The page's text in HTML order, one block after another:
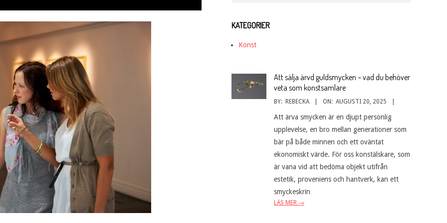
KATEGORIER
Konst
Att sälja ärvd guldsmycken – vad du behöver
veta som konstsamlare
BY: REBECKA ON: AUGUSTI 20, 2025
Att ärva smycken är en djupt personlig
upplevelse, en bro mellan generationer som
bär på både minnen och ett oväntat
ekonomiskt värde. För oss konstälskare, som
är vana vid att bedöma objekt utifrån
estetik, proveniens och hantverk, kan ett
smyckeskrin
LÄS MER →